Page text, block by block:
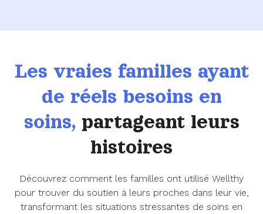
Les vraies familles ayant
de réels besoins en
soins,partageant leurs
histoires
Découvrez comment les familles ont utilisé Wellthy
pour trouver du soutien à leurs proches dans leur vie,
transformant les situations stressantes de soins en